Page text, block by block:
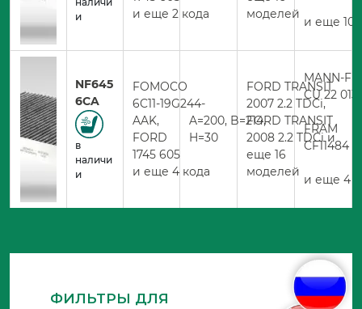
и
и еще 2 кода
моделей
и еще 10
NF645
6CA
в
наличи
и
FOMOCO
6C11-19G244-
AAK,
FORD
1745 605
и еще 4 кода
A=200, B=214,
H=30
FORD TRANSIT
2007 2.2 TDCi,
FORD TRANSIT
2008 2.2 TDCi и
еще 16
моделей
MANN-
CU 22 013
FRAM
CF11484
и еще 4
ФИЛЬТРЫ ДЛЯ